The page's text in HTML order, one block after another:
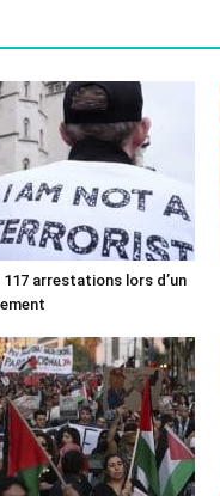
117 arrestations lors d’un